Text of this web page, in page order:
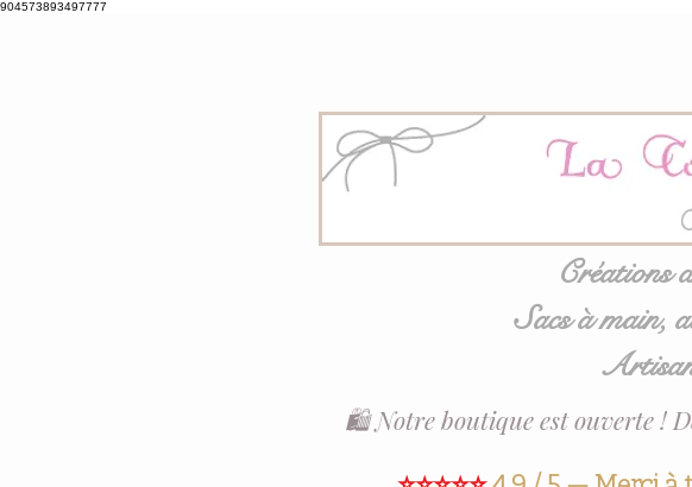
904573893497777
Créations
Sacs à main,
Artisan
🛍️ Notre boutique est ouverte !